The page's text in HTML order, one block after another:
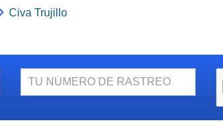
Civa Trujillo
N.